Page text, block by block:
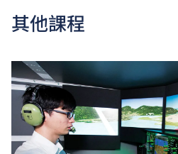
為增強對學生的學習支援，
銜接單元／增潤課程；或需
學費水平會每年檢討。課程
及有關因素作調整。
以上資料只適用於本地學生
其他課程